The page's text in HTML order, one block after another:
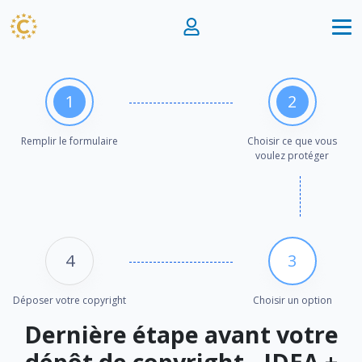
1
Remplir le formulaire
2
Choisir ce que vous
voulez protéger
3
Choisir un option
4
Déposer votre copyright
Dernière étape avant votre